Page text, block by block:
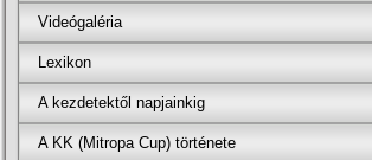
Videógaléria
Lexikon
A kezdetektől napjainkig
A KK (Mitropa Cup) története